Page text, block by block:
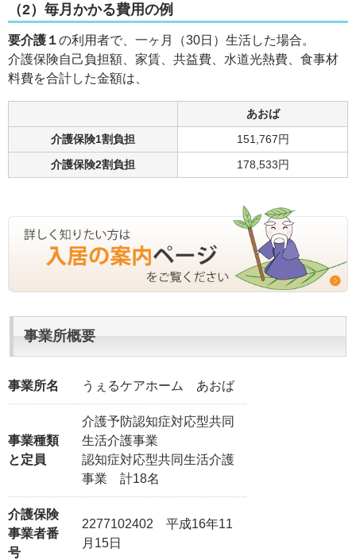
（2）毎月かかる費用の例
要介護１の利用者で、一ヶ月（30日）生活した場合。
介護保険自己負担額、家賃、共益費、水道光熱費、食事材
料費を合計した金額は、
あおば
介護保険1割負担
151,767円
介護保険2割負担
178,533円
事業所概要
事業所名 うぇるケアホーム あおば
事業種類
と定員
介護予防認知症対応型共同
生活介護事業
認知症対応型共同生活介護
事業 計18名
介護保険
事業者番
号
2277102402 平成16年11
月15日